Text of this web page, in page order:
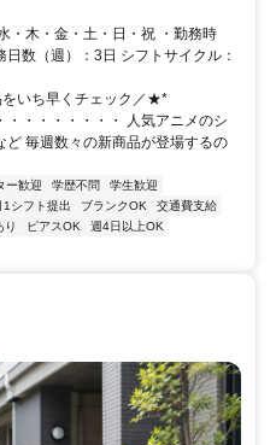
・木・金・土・日・祝 ・勤務時
数（週）：3日 シフトサイクル：
いち早くチェック／★*
・・・・・・・・ 人気アニメのシ
ど 毎週数々の新商品が登場するの
ー歓迎 学歴不問
学生歓迎
1シフト提出 ブランクOK
交通費支給
り ピアスOK
週4日以上OK